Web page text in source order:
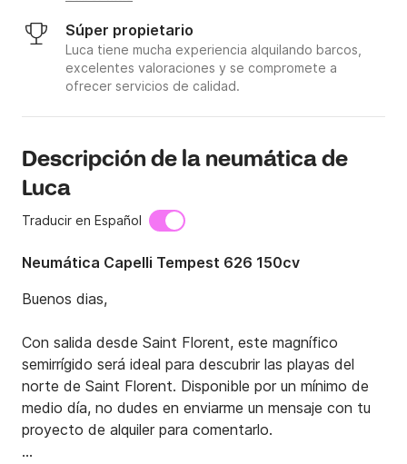
Súper propietario
Luca tiene mucha experiencia alquilando barcos,
excelentes valoraciones y se compromete a
ofrecer servicios de calidad.
Descripción de la neumática de
Luca
Traducir en Español
Neumática Capelli Tempest 626 150cv
Buenos dias,
Con salida desde Saint Florent, este magnífico
semirrígido será ideal para descubrir las playas del
norte de Saint Florent. Disponible por un mínimo de
medio día, no dudes en enviarme un mensaje con tu
proyecto de alquiler para comentarlo.